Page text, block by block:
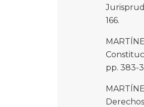
166.
pp. 383-